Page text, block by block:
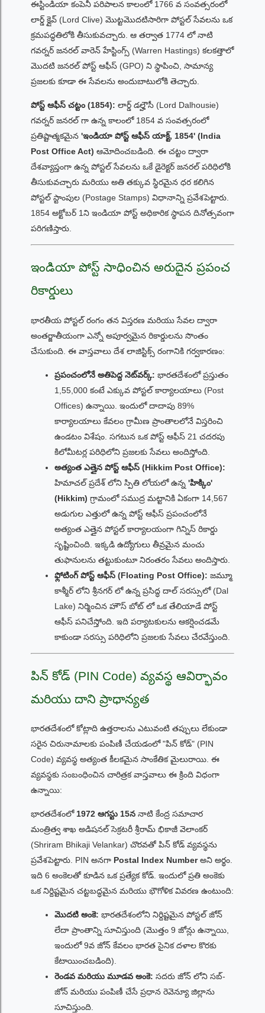
ఈస్టిండియా కంపెనీ పరిపాలన కాలంలో 1766 వ సంవత్సరంలో
లార్డ్ క్లైవ్ (Lord Clive) మొట్టమొదటిసారిగా పోస్టల్ సేవలను ఒక
క్రమపద్ధతిలోకి తీసుకువచ్చారు. ఆ తర్వాత 1774 లో నాటి
గవర్నర్ జనరల్ వారెన్ హేస్టింగ్స్ (Warren Hastings) కలకత్తాలో
మొదటి జనరల్ పోస్ట్ ఆఫీస్ (GPO) ని స్థాపించి, సామాన్య
ప్రజలకు కూడా ఈ సేవలను అందుబాటులోకి తెచ్చారు.
పోస్ట్ ఆఫీస్ చట్టం (1854): లార్డ్ డల్హౌసీ (Lord Dalhousie)
గవర్నర్ జనరల్ గా ఉన్న కాలంలో 1854 వ సంవత్సరంలో
ప్రతిష్టాత్మకమైన 'ఇండియా పోస్ట్ ఆఫీస్ యాక్ట్, 1854' (India
Post Office Act) ఆమోదించబడింది. ఈ చట్టం ద్వారా
దేశవ్యాప్తంగా ఉన్న పోస్టల్ సేవలను ఒకే డైరెక్టర్ జనరల్ పరిధిలోకి
తీసుకువచ్చారు మరియు అతి తక్కువ స్థిరమైన ధర కలిగిన
పోస్టల్ స్టాంపుల (Postage Stamps) విధానాన్ని ప్రవేశపెట్టారు.
1854 అక్టోబర్ 1ని ఇండియా పోస్ట్ అధికారిక స్థాపన దినోత్సవంగా
పరిగణిస్తారు.
ఇండియా పోస్ట్ సాధించిన అరుదైన ప్రపంచ
రికార్డులు
భారతీయ పోస్టల్ రంగం తన విస్తరణ మరియు సేవల ద్వారా
అంతర్జాతీయంగా ఎన్నో అపూర్వమైన రికార్డులను సొంతం
చేసుకుంది. ఈ వాస్తవాలు దేశ లాజిస్టిక్స్ రంగానికి గర్వకారణం:
ప్రపంచంలోనే అతిపెద్ద నెట్‌వర్క్: భారతదేశంలో ప్రస్తుతం
1,55,000 కంటే ఎక్కువ పోస్టల్ కార్యాలయాలు (Post
Offices) ఉన్నాయి. ఇందులో దాదాపు 89%
కార్యాలయాలు కేవలం గ్రామీణ ప్రాంతాలలోనే విస్తరించి
ఉండటం విశేషం. సగటున ఒక పోస్ట్ ఆఫీస్ 21 చదరపు
కిలోమీటర్ల పరిధిలోని ప్రజలకు సేవలు అందిస్తోంది.
అత్యంత ఎత్తైన పోస్ట్ ఆఫీస్ (Hikkim Post Office):
హిమాచల్ ప్రదేశ్ లోని స్పితి లోయలో ఉన్న 'హిక్కిం'
(Hikkim) గ్రామంలో సముద్ర మట్టానికి ఏకంగా 14,567
అడుగుల ఎత్తులో ఉన్న పోస్ట్ ఆఫీస్ ప్రపంచంలోనే
అత్యంత ఎత్తైన పోస్టల్ కార్యాలయంగా గిన్నిస్ రికార్డు
సృష్టించింది. ఇక్కడి ఉద్యోగులు తీవ్రమైన మంచు
తుఫానులను తట్టుకుంటూ నిరంతరం సేవలు అందిస్తారు.
ఫ్లోటింగ్ పోస్ట్ ఆఫీస్ (Floating Post Office): జమ్మూ
కాశ్మీర్ లోని శ్రీనగర్ లో ఉన్న ప్రసిద్ధ దాల్ సరస్సులో (Dal
Lake) నిర్మించిన హౌస్ బోట్ లో ఒక తేలియాడే పోస్ట్
ఆఫీస్ పనిచేస్తోంది. ఇది పర్యాటకులను ఆకర్షించడమే
కాకుండా సరస్సు పరిధిలోని ప్రజలకు సేవలు చేరవేస్తుంది.
పిన్ కోడ్ (PIN Code) వ్యవస్థ ఆవిర్భావం
మరియు దాని ప్రాధాన్యత
భారతదేశంలో కోట్లాది ఉత్తరాలను ఎటువంటి తప్పులు లేకుండా
సరైన చిరునామాలకు పంపిణీ చేయడంలో "పిన్ కోడ్" (PIN
Code) వ్యవస్థ అత్యంత కీలకమైన సాంకేతిక మైలురాయి. ఈ
వ్యవస్థకు సంబంధించిన చారిత్రక వాస్తవాలు ఈ క్రింది విధంగా
ఉన్నాయి:
భారతదేశంలో1972 ఆగస్టు 15న నాటి కేంద్ర సమాచార
మంత్రిత్వ శాఖ అడిషనల్ సెక్రటరీ శ్రీరామ్ భికాజీ వెలాంకర్
(Shriram Bhikaji Velankar) చొరవతో పిన్ కోడ్ వ్యవస్థను
ప్రవేశపెట్టారు. PIN అనగా Postal Index Numberఅని అర్థం.
ఇది 6 అంకెలతో కూడిన ఒక ప్రత్యేక కోడ్. ఇందులో ప్రతి అంకెకు
ఒక నిర్దిష్టమైన చట్టబద్ధమైన మరియు భౌగోళిక వివరణ ఉంటుంది:
మొదటి అంకె: భారతదేశంలోని నిర్దిష్టమైన పోస్టల్ జోన్
లేదా ప్రాంతాన్ని సూచిస్తుంది (మొత్తం 9 జోన్లు ఉన్నాయి,
ఇందులో 9వ జోన్ కేవలం భారత సైనిక దళాల కొరకు
కేటాయించబడింది).
రెండవ మరియు మూడవ అంకె: సదరు జోన్ లోని సబ్-
జోన్ మరియు పంపిణీ చేసే ప్రధాన రెవెన్యూ జిల్లాను
సూచిస్తుంది.